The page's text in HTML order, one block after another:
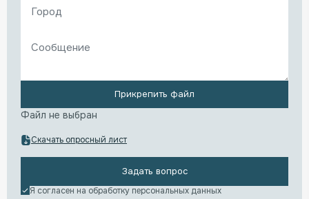
Прикрепить файл
Файл не выбран
Скачать опросный лист
Задать вопрос
Я согласен на обработку персональных данных